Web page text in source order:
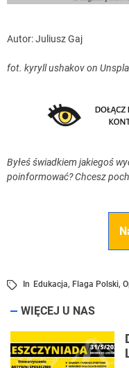
Autor: Juliusz Gaj
fot. kyryll ushakov on
Byłeś świadkiem jakiegoś
poinformować? Chcesz
In Edukacja, Flaga Polski,
WIĘCEJ U NAS